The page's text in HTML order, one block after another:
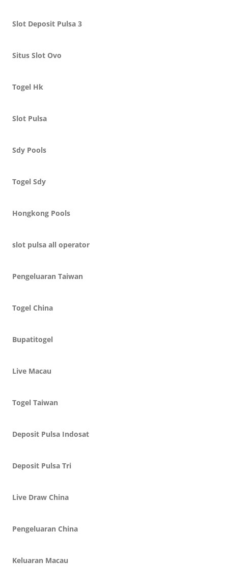
Slot Deposit Pulsa 3
Situs Slot Ovo
Togel Hk
Slot Pulsa
Sdy Pools
Togel Sdy
Hongkong Pools
slot pulsa all operator
Pengeluaran Taiwan
Togel China
Bupatitogel
Live Macau
Togel Taiwan
Deposit Pulsa Indosat
Deposit Pulsa Tri
Live Draw China
Pengeluaran China
Keluaran Macau